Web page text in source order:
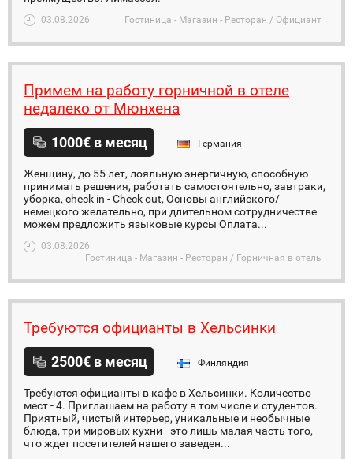
03.08.2026 Гостиница - Магазин - Ресторан / Официант
Примем на работу горничной в отеле
недалеко от Мюнхена
1000€ в месяц Германия
Женщину, до 55 лет, лояльную энергичную, способную
принимать решения, работать самостоятельно, завтраки,
уборка, check in - Check out, Основы английского/
немецкого желательно, при длительном сотрудничестве
можем предложить языковые курсы Оплата...
03.08.2026
Гостиница - Магазин - Ресторан / Горничная в отель
Требуются официанты в Хельсинки
2500€ в месяц Финляндия
Требуются официанты в кафе в Хельсинки. Количество
мест - 4. Приглашаем на работу в том числе и студентов.
Приятный, чистый интерьер, уникальные и необычные
блюда, три мировых кухни - это лишь малая часть того,
что ждет посетителей нашего заведен...